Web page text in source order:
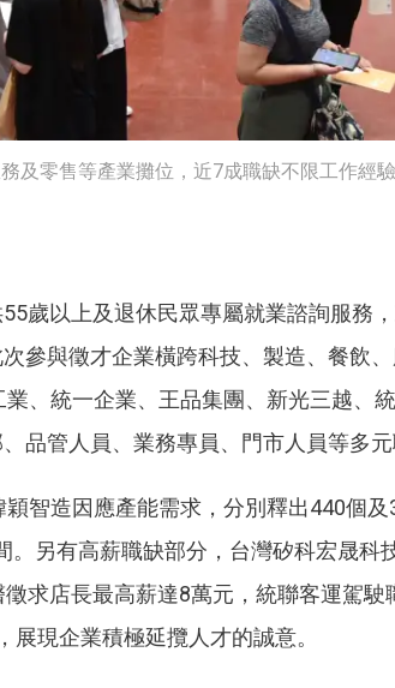
及零售等產業攤位，近7成職缺不限工作經
歲以上及退休民眾專屬就業諮詢服務
參與徵才企業橫跨科技、製造、餐飲
、統一企業、王品集團、新光三越、
品管人員、業務專員、門市人員等多元
智造因應產能需求，分別釋出440個及
。另有高薪職缺部分，台灣矽科宏晟科
求店長最高薪達8萬元，統聯客運駕駛
現企業積極延攬人才的誠意。